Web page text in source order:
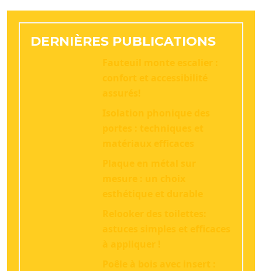
DERNIÈRES PUBLICATIONS
Fauteuil monte escalier :
confort et accessibilité
assurés!
Isolation phonique des
portes : techniques et
matériaux efficaces
Plaque en métal sur
mesure : un choix
esthétique et durable
Relooker des toilettes:
astuces simples et efficaces
à appliquer !
Poêle à bois avec insert :